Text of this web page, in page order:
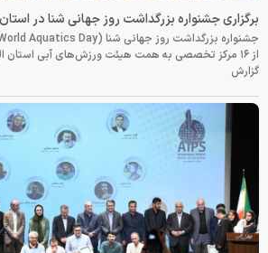
برگزاری جشنواره بزرگداشت روز جهانی شنا در استان
از ۱۶ مرکز تخصصی به همت هیئت ورزش‌های آبی استان
گزارش